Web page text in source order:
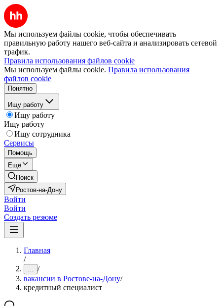
Мы используем файлы cookie, чтобы обеспечивать
правильную работу нашего веб-сайта и анализировать сетевой
трафик.
Правила использования файлов cookie
Мы используем файлы cookie. Правила использования
файлов cookie
Понятно
Ищу работу
Ищу работу
Ищу работу
Ищу сотрудника
Сервисы
Помощь
Ещё
Поиск
Ростов-на-Дону
Войти
Войти
Создать резюме
Главная
/
... /
вакансии в Ростове-на-Дону/
кредитный специалист